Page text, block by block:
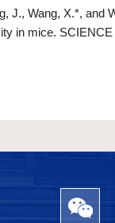
J., Wang, X.*, and
in mice.